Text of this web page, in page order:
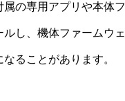
属の専用アプリや本体
し、機体ファームウ
ることがあります。